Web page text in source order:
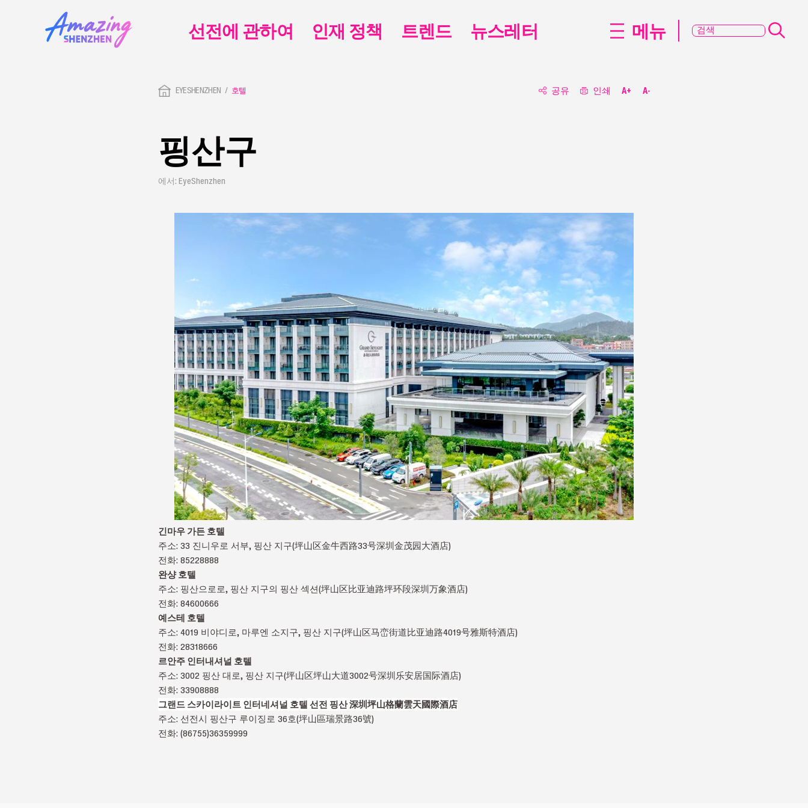
EYESHENZHEN 호텔 공유 인쇄 A+ A-
핑산구
에서: EyeShenzhen
긴마우 가든 호텔
주소: 33 진니우로 서부, 핑산 지구(坪山区金牛西路33号深圳金茂园大酒店)
전화: 85228888
완샹 호텔
주소: 핑산으로로, 핑산 지구의 핑산 섹션(坪山区比亚迪路坪环段深圳万象酒店)
전화: 84600666
예스테 호텔
주소: 4019 비야디로, 마루엔 소지구, 핑산 지구(坪山区马峦街道比亚迪路4019号雅斯特酒店)
전화: 28318666
르안주 인터내셔널 호텔
주소: 3002 핑산 대로, 핑산 지구(坪山区坪山大道3002号深圳乐安居国际酒店)
전화: 33908888
그랜드 스카이라이트 인터네셔널 호텔 선전 핑산 深圳坪山格蘭雲天國際酒店
주소: 선전시 핑산구 루이징로 36호(坪山區瑞景路36號)
전화: (86755)36359999
선전에 관하여 인재 정책 트렌드 뉴스레터 메뉴